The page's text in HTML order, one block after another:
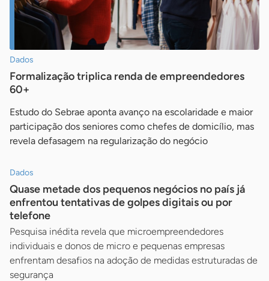
Dados
Formalização triplica renda de empreendedores
60+
Estudo do Sebrae aponta avanço na escolaridade e maior
participação dos seniores como chefes de domicílio, mas
revela defasagem na regularização do negócio
Dados
Quase metade dos pequenos negócios no país já
enfrentou tentativas de golpes digitais ou por
telefone
Pesquisa inédita revela que microempreendedores
individuais e donos de micro e pequenas empresas
enfrentam desafios na adoção de medidas estruturadas de
segurança